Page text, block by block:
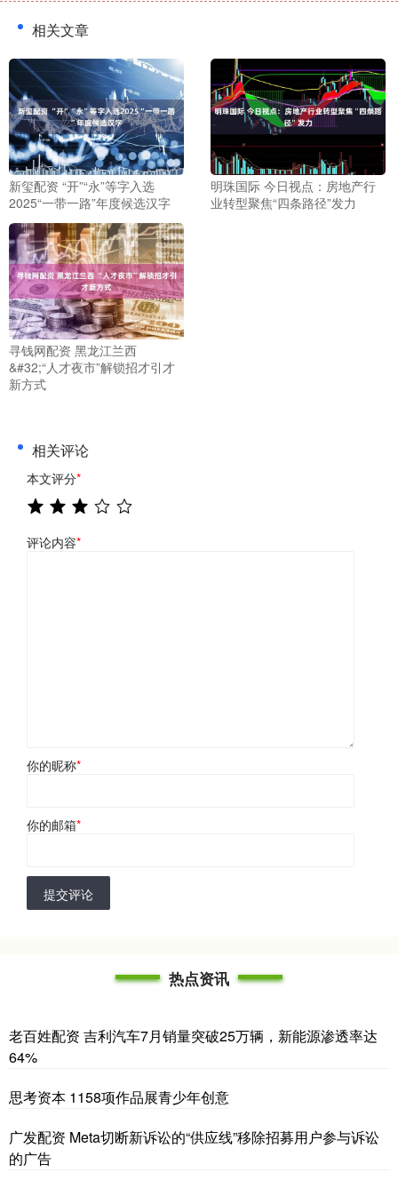
相关文章
新玺配资 “开”“永”等字入选
2025“一带一路”年度候选汉字
明珠国际 今日视点：房地产行
业转型聚焦“四条路径”发力
寻钱网配资 黑龙江兰西
&#32;“人才夜市”解锁招才引才
新方式
相关评论
本文评分*
评论内容*
你的昵称*
你的邮箱*
提交评论
热点资讯
老百姓配资 吉利汽车7月销量突破25万辆，新能源渗透率达
64%
思考资本 1158项作品展青少年创意
广发配资 Meta切断新诉讼的“供应线”移除招募用户参与诉讼
的广告